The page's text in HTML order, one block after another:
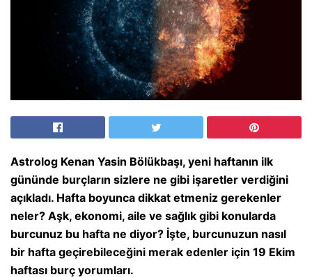
Astrolog Kenan Yasin Bölükbaşı, yeni haftanın ilk
gününde burçların sizlere ne gibi işaretler verdiğini
açıkladı. Hafta boyunca dikkat etmeniz gerekenler
neler? Aşk, ekonomi, aile ve sağlık gibi konularda
burcunuz bu hafta ne diyor? İşte, burcunuzun nasıl
bir hafta geçirebileceğini merak edenler için 19 Ekim
haftası burç yorumları.